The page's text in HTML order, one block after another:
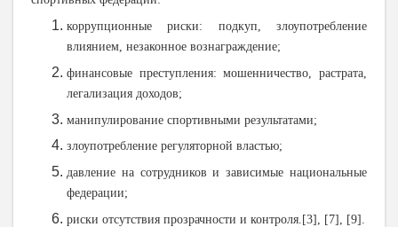
коррупционные риски: подкуп, злоупотребление
влиянием, незаконное вознаграждение;
финансовые преступления: мошенничество, растрата,
легализация доходов;
манипулирование спортивными результатами;
злоупотребление регуляторной властью;
давление на сотрудников и зависимые национальные
федерации;
риски отсутствия прозрачности и контроля.[3], [7], [9].